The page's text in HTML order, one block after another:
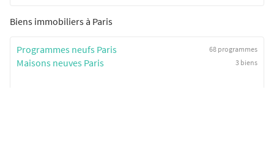
Biens immobiliers à Paris
Programmes neufs Paris 68 programmes
Maisons neuves Paris 3 biens